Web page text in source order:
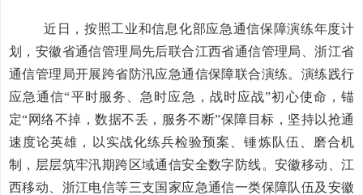
近日，按照工业和信息化部应急通信保障演练年度计
划
，安徽省通信管理局先后联合江西省通信管理局、浙江省
通信管理局开展跨省防汛应急通信保障联合演练。演练践行
应急通信“平时服务、急时应急，战时应战”初心使命，锚
定“网络不掉，数据不丢，服务不断”保障目标，坚持以抢通
速度论英雄，以实战化练兵检验预案、锤炼队伍、磨合机
制，层层筑牢汛期跨区域通信安全数字防线。安徽移动、江
西移动、浙江电信等三支国家应急通信一类保障队伍及安徽